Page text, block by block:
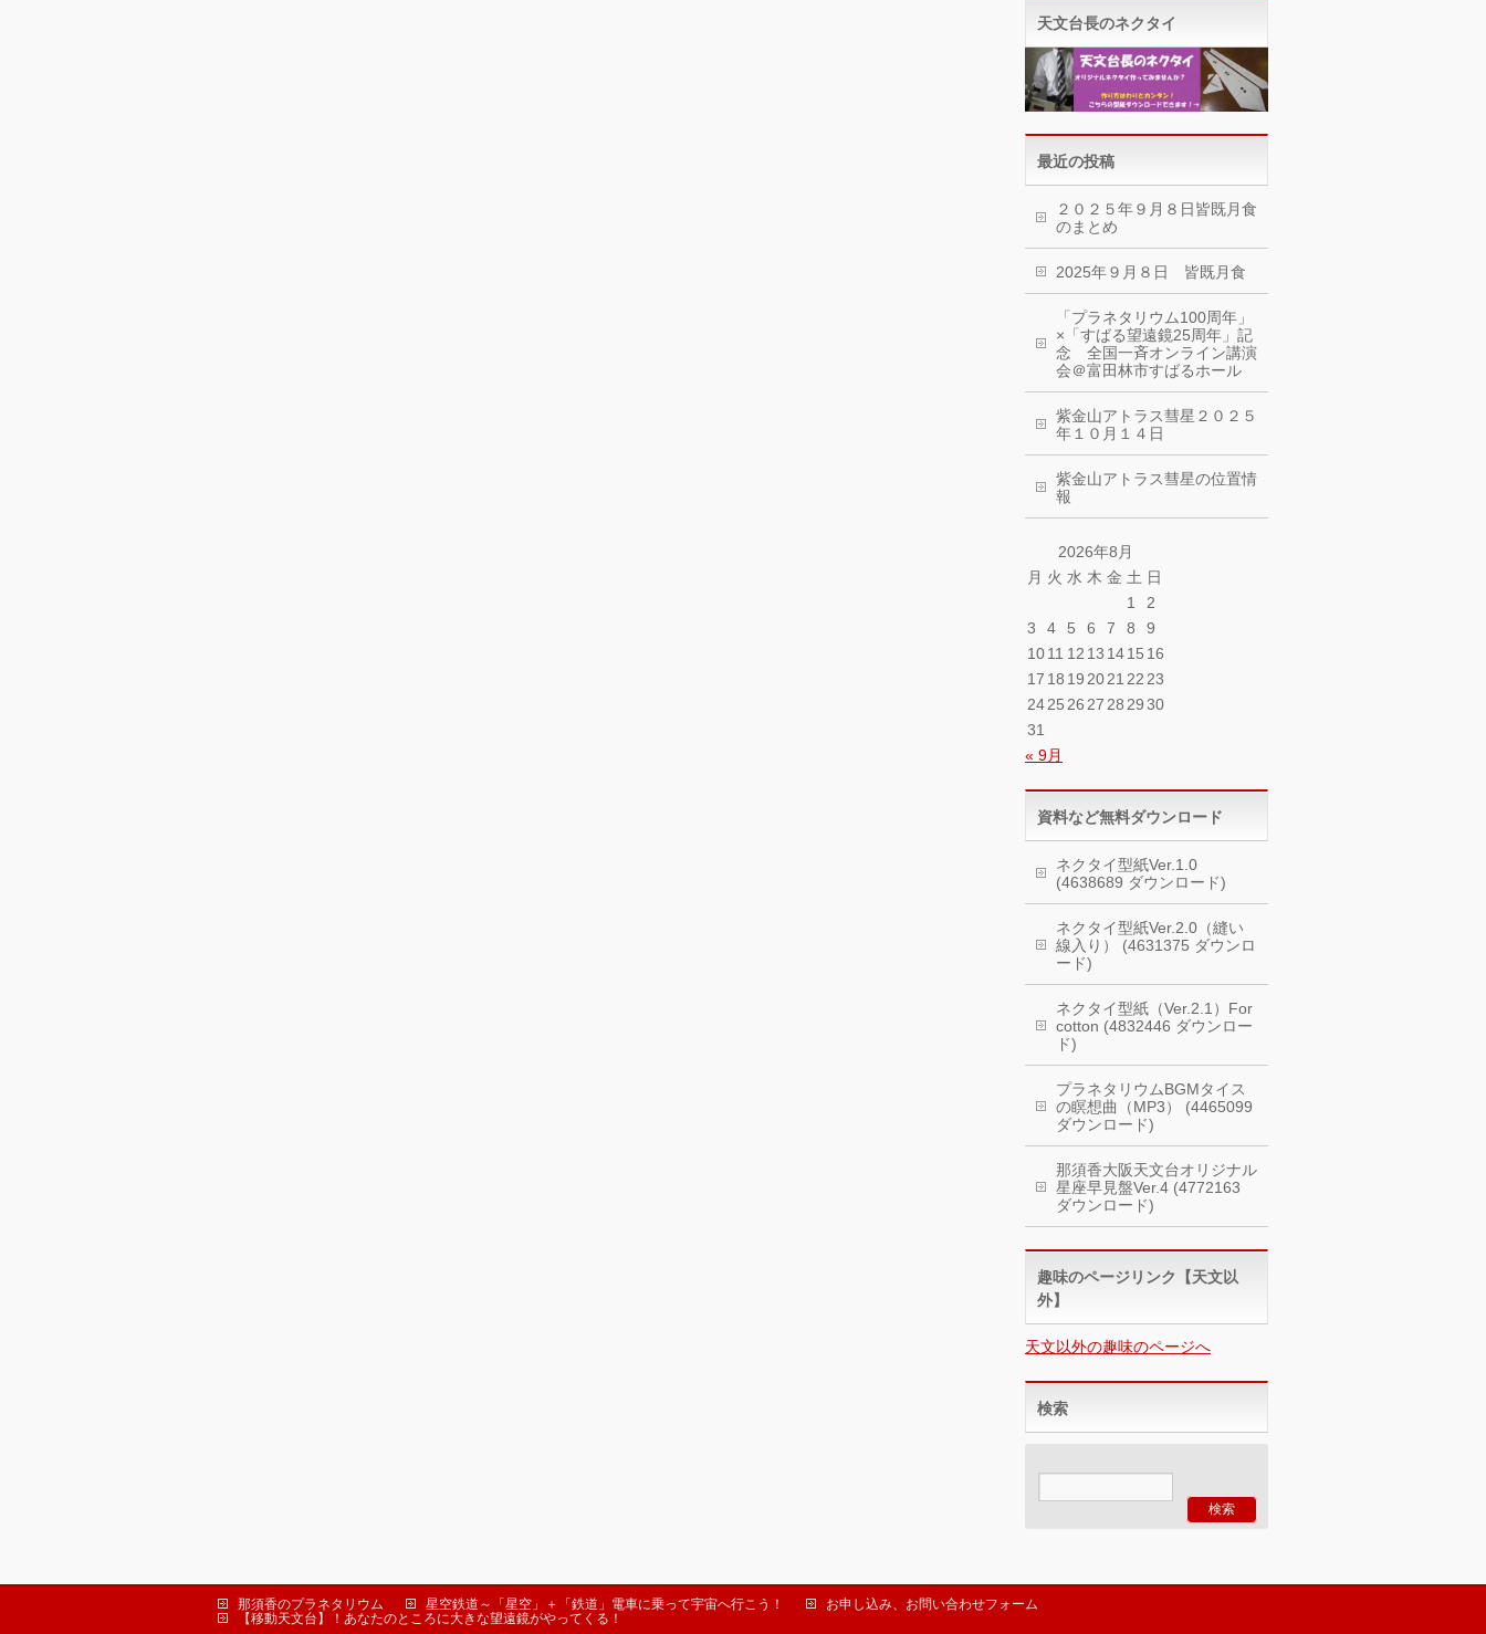
天文台長のネクタイ
最近の投稿
２０２５年９月８日皆既月食
のまとめ
2025年９月８日 皆既月食
「プラネタリウム100周年」
×「すばる望遠鏡25周年」記
念 全国一斉オンライン講演
会＠富田林市すばるホール
紫金山アトラス彗星２０２５
年１０月１４日
紫金山アトラス彗星の位置情
報
2026年8月
月 火 水 木 金 土 日
1
2
3
4 5 6 7 8
9
1011 12 13 1415 16
17 18 19 2021 22 23
2425 26 27 28 2930
31
« 9月
資料など無料ダウンロード
ネクタイ型紙Ver.1.0
(4638689 ダウンロード)
ネクタイ型紙Ver.2.0（縫い
線入り） (4631375 ダウンロ
ード)
ネクタイ型紙（Ver.2.1）For
cotton (4832446 ダウンロー
ド)
プラネタリウムBGMタイス
の瞑想曲（MP3） (4465099
ダウンロード)
那須香大阪天文台オリジナル
星座早見盤Ver.4 (4772163
ダウンロード)
趣味のページリンク【天文以
外】
天文以外の趣味のページへ
検索
那須香のプラネタリウム 星空鉄道～「星空」＋「鉄道」電車に乗って宇宙へ行こう！
お申し込み、お問い合わせフォーム
【移動天文台】！あなたのところに大きな望遠鏡がやってくる！